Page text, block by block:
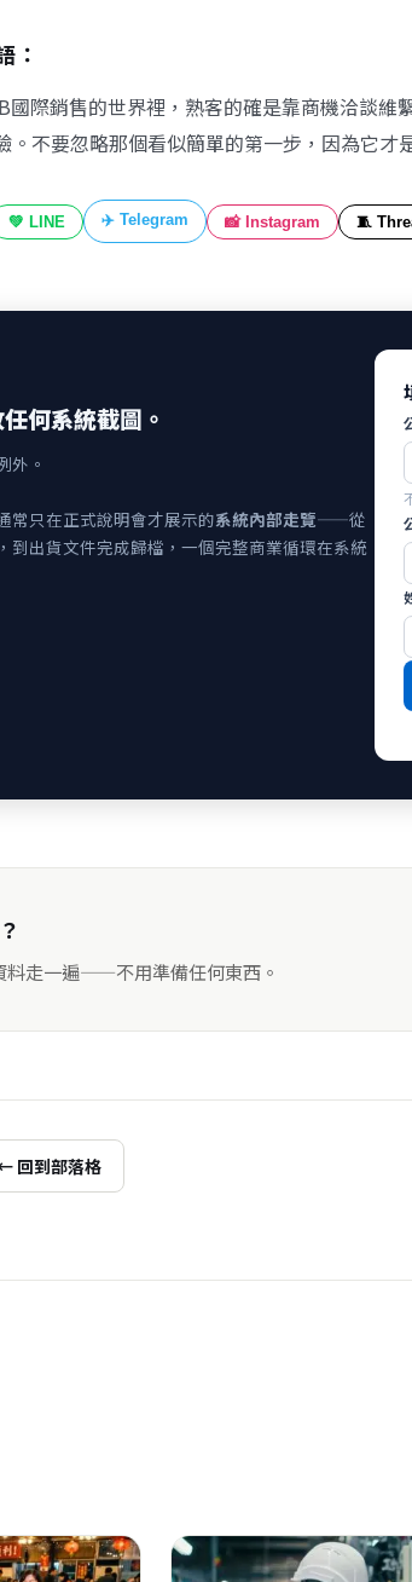
：
國際銷售的世界裡，熟客的確是靠商機洽談維
。不要忽略那個看似簡單的第一步，因為它才
💚 LINE ✈️ Telegram 📸 Instagram 🧵
何系統截圖。
外。
常只在正式說明會才展示的系統內部走覽——從
到出貨文件完成歸檔，一個完整商業循環在系統
料走一遍——不用準備任何東西。
回到部落格